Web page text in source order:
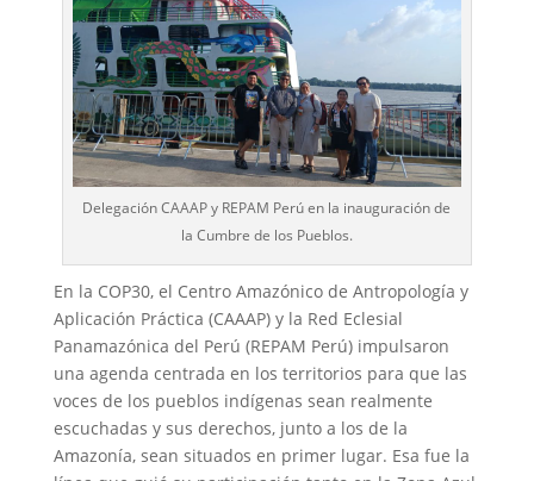
Delegación CAAAP y REPAM Perú en la inauguración de
la Cumbre de los Pueblos.
En la COP30, el Centro Amazónico de Antropología y
Aplicación Práctica (CAAAP) y la Red Eclesial
Panamazónica del Perú (REPAM Perú) impulsaron
una agenda centrada en los territorios para que las
voces de los pueblos indígenas sean realmente
escuchadas y sus derechos, junto a los de la
Amazonía, sean situados en primer lugar. Esa fue la